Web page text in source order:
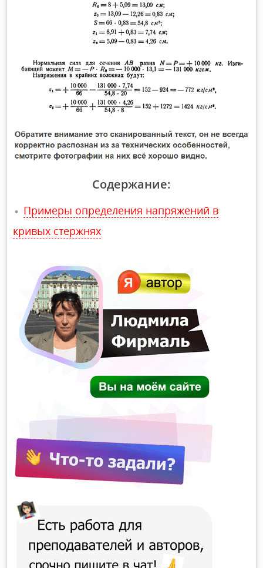
Содержание:
Примеры определения напряжений в
кривых стержнях